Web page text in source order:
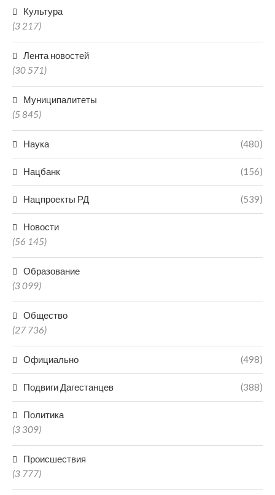
Культура
(3 217)
Лента новостей
(30 571)
Муниципалитеты
(5 845)
Наука (480)
Нацбанк (156)
Нацпроекты РД (539)
Новости
(56 145)
Образование
(3 099)
Общество
(27 736)
Официально (498)
Подвиги Дагестанцев (388)
Политика
(3 309)
Происшествия
(3 777)